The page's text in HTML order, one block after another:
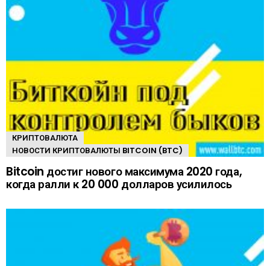
КРИПТОВАЛЮТА
НОВОСТИ КРИПТОВАЛЮТЫ BITCOIN (BTC)
Bitcoin достиг нового максимума 2020 года,
когда ралли к 20 000 долларов усилилось